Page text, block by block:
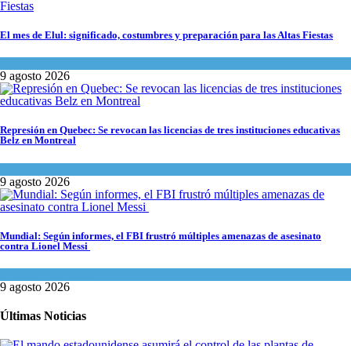
El mes de Elul: significado, costumbres y preparación para las Altas Fiestas
9 agosto 2026
Represión en Quebec: Se revocan las licencias de tres instituciones educativas
Belz en Montreal
9 agosto 2026
Mundial: Según informes, el FBI frustró múltiples amenazas de asesinato
contra Lionel Messi
9 agosto 2026
Últimas Noticias